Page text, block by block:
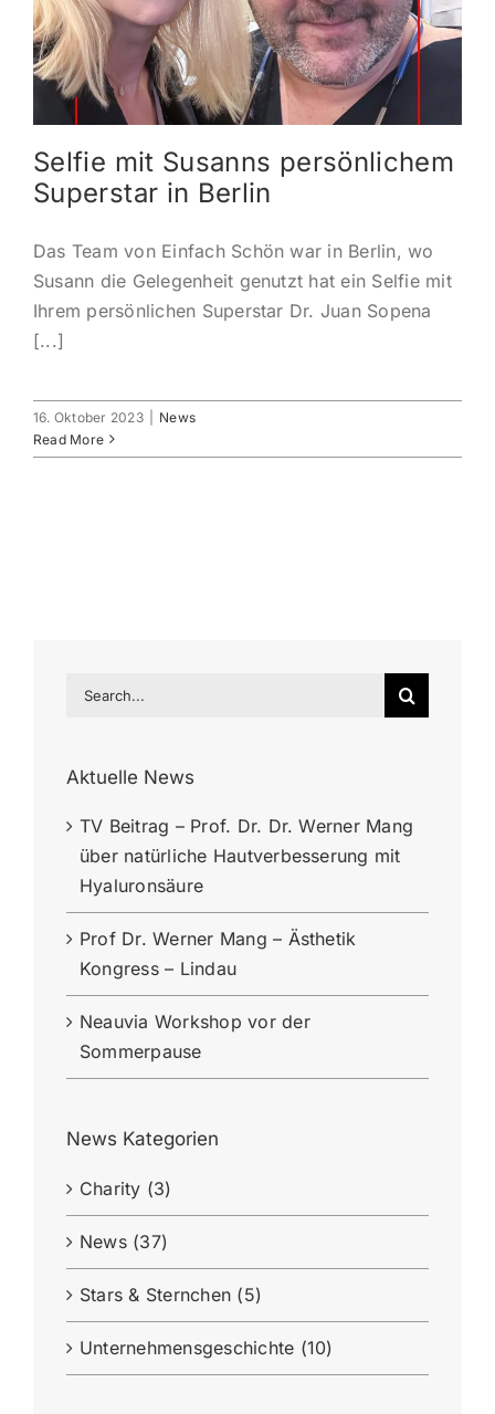
KONTAKT
ANMELDEN
IHR WARENKORB
SEARCH
Selfie mit Susanns persönlichem
Superstar in Berlin
Das Team von Einfach Schön war in Berlin, wo
Susann die Gelegenheit genutzt hat ein Selfie mit
Ihrem persönlichen Superstar Dr. Juan Sopena
[...]
16. Oktober 2023
News
Read More
Search
Aktuelle News
TV Beitrag – Prof. Dr. Dr. Werner Mang
über natürliche Hautverbesserung mit
Hyaluronsäure
Prof Dr. Werner Mang – Ästhetik
Kongress – Lindau
Neauvia Workshop vor der
Sommerpause
News Kategorien
Charity (3)
News (37)
Stars & Sternchen (5)
Unternehmensgeschichte (10)